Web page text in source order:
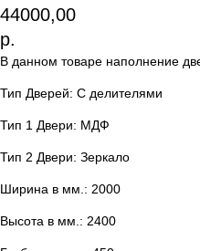
44000,00
р.
В данном товаре наполнение
Тип Дверей: С делителями
Тип 1 Двери: МДФ
Тип 2 Двери: Зеркало
Ширина в мм.: 2000
Высота в мм.: 2400